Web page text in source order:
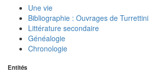
Une vie
Bibliographie : Ouvrages de Turrettini
Littérature secondaire
Généalogie
Chronologie
Entités